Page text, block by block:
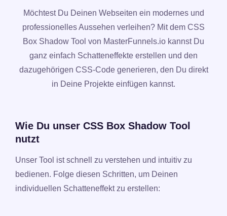
Möchtest Du Deinen Webseiten ein modernes und
professionelles Aussehen verleihen? Mit dem CSS
Box Shadow Tool von MasterFunnels.io kannst Du
ganz einfach Schatteneffekte erstellen und den
dazugehörigen CSS-Code generieren, den Du direkt
in Deine Projekte einfügen kannst.
Wie Du unser CSS Box Shadow Tool
nutzt
Unser Tool ist schnell zu verstehen und intuitiv zu
bedienen. Folge diesen Schritten, um Deinen
individuellen Schatteneffekt zu erstellen: